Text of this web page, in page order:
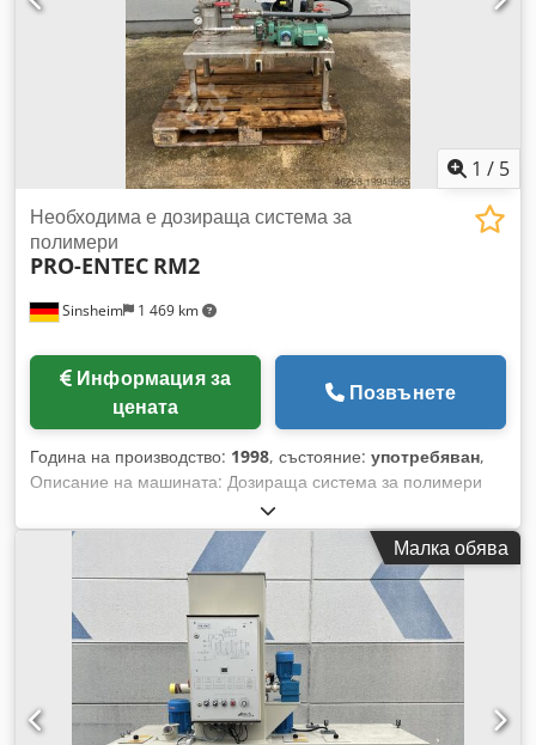
1 / 5
Sinsheim 1 469 km
Необходима е дозираща система за
полимери
PRO-ENTEC RM2
Информация за
цената
Позвънете
Година на производство: 1998, състояние: употребяван,
Описание на машината: Дозираща система за полимери
Производител: PRO-ENTEC Модел: RM2 Година на
производство: 1998 Дозиране / транспортиране на: Течен
полимер Дебит: 2 - 30 л/ч Управление: Да Размери: Д 1.150
x Ш 600 x В 1.600 мм Тегло (празно): 100 кг Техническа
документация: Не Състояние: Употребяван Crodpfxsxa Atqj
Af Eef Цена: По запитване
Малка обява